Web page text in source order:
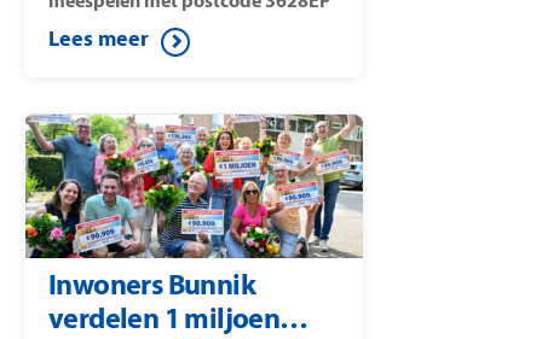
(straat: Wagendijk). Op deze
postcode is een mooie prijs
met elkaar 1 miljoen euro.
Postcode Loterij-ambassadeur
Quinty Trustfull verrast de
winnaars met de cheques.
Lees meer
Inwoners Bunnik
verdelen 1 miljoen